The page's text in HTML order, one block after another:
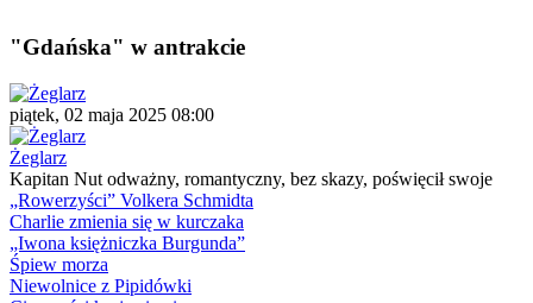
"Gdańska" w antrakcie
piątek, 02 maja 2025 08:00
Żeglarz
Kapitan Nut odważny, romantyczny, bez skazy, poświęcił swoje
„Rowerzyści” Volkera Schmidta
Charlie zmienia się w kurczaka
„Iwona księżniczka Burgunda”
Śpiew morza
Niewolnice z Pipidówki